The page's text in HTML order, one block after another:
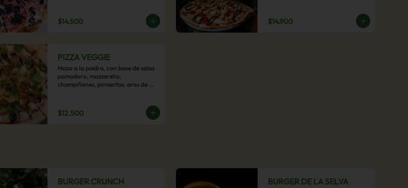
$14.500 $14.900
PIZZA VEGGIE
Masa a la piedra, con base de salsa
pomodoro, mozzarella,
champiñones, pimientos, aros de
$12.500
BURGER CRUNCH BURGER DE LA SELVA